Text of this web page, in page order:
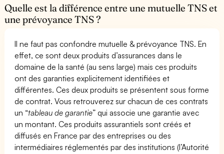
Quelle est la différence entre une mutuelle TNS et
une prévoyance TNS ?
Il ne faut pas confondre mutuelle & prévoyance TNS. En
effet, ce sont deux produits d’assurances dans le
domaine de la santé (au sens large) mais ces produits
ont des garanties explicitement identifiées et
différentes. Ces deux produits se présentent sous forme
de contrat. Vous retrouverez sur chacun de ces contrats
un “tableau de garantie” qui associe une garantie avec
un montant. Ces produits assurantiels sont créés et
diffusés en France par des entreprises ou des
intermédiaires réglementés par des institutions (l’Autorité